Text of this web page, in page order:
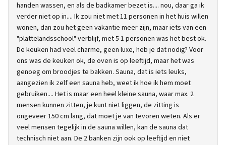
handen wassen, en als de badkamer bezet is.... nou, daar ga ik
verder niet op in.... Ik zou niet met 11 personen in het huis willen
wonen, dan zou het geen vakantie meer zijn, maar iets van een
"plattelandsschool" verblijf, met 5 1 personen was het best ok.
De keuken had veel charme, geen luxe, heb je dat nodig? Voor
ons was de keuken ok, de oven is op leeftijd, maar het was
genoeg om broodjes te bakken. Sauna, dat is iets leuks,
aangezien ik zelf een sauna heb, weet ik hoe ik hem moet
gebruiken.... Het is maar een heel kleine sauna, waar max. 2
mensen kunnen zitten, je kunt niet liggen, de zitting is
ongeveer 150 cm lang, dat moet je van tevoren weten. Als er
veel mensen tegelijk in de sauna willen, kan de sauna dat
technisch niet aan. De 2 banken zijn ook op leeftijd en niet